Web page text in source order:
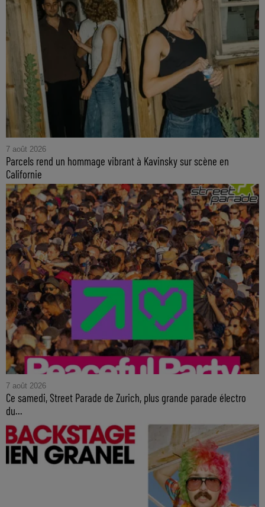
7 août 2026
Parcels rend un hommage vibrant à Kavinsky sur scène en
Californie
7 août 2026
Ce samedi, Street Parade de Zurich, plus grande parade électro
du...